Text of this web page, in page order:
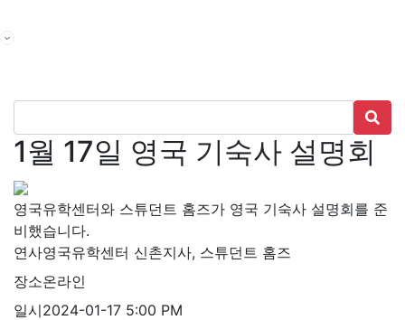
1월 17일 영국 기숙사 설명회
영국유학센터와 스튜던트 홈즈가 영국 기숙사 설명회를 준
비했습니다.
연사영국유학센터 신촌지사, 스튜던트 홈즈
장소온라인
일시2024-01-17 5:00 PM